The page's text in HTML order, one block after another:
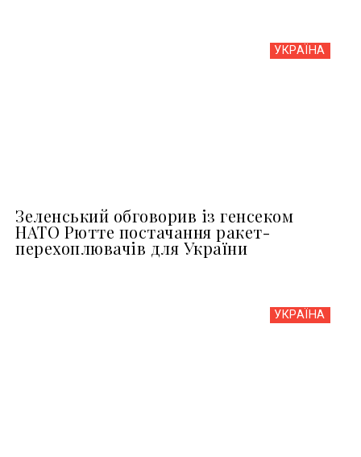
УКРАЇНА
Зеленський обговорив із генсеком
НАТО Рютте постачання ракет-
перехоплювачів для України
УКРАЇНА